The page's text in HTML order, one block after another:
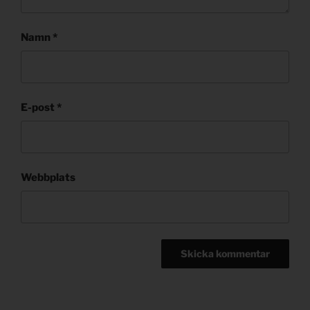
Namn *
E-post *
Webbplats